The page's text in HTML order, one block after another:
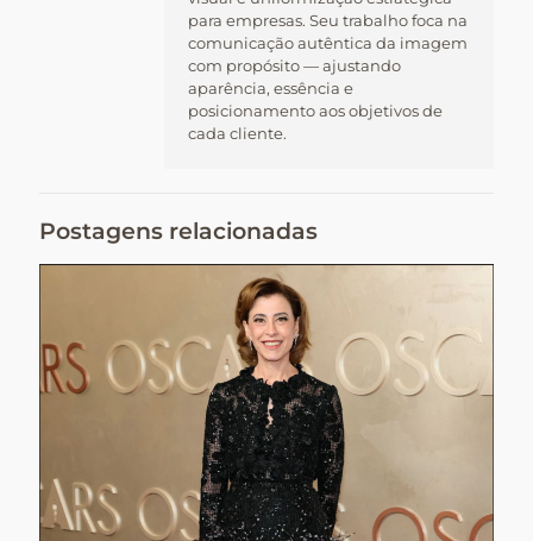
para empresas. Seu trabalho foca na
comunicação autêntica da imagem
com propósito — ajustando
aparência, essência e
posicionamento aos objetivos de
cada cliente.
Postagens relacionadas